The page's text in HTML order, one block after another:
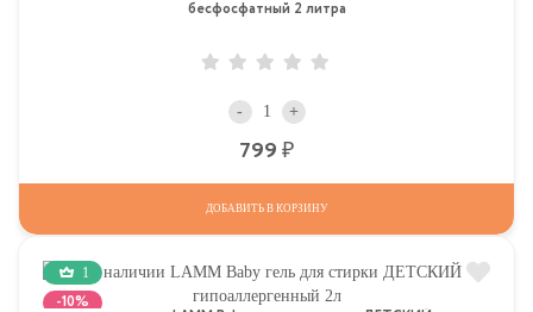
бесфосфатный 2 литра
- +
799
ДОБАВИТЬ В КОРЗИНУ
1
-10%